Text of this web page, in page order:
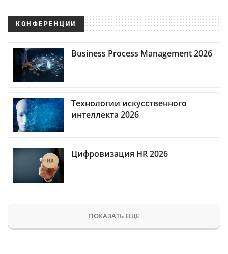
КОНФЕРЕНЦИИ
Business Process Management 2026
Технологии искусственного
интеллекта 2026
Цифровизация HR 2026
ПОКАЗАТЬ ЕЩЕ